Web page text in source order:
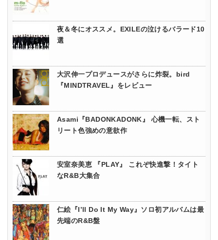
夜＆冬にオススメ。EXILEの泣けるバラード10
選
大沢伸一プロデュースがさらに炸裂。bird
『MINDTRAVEL』をレビュー
Asami『BADONKADONK』 心機一転、スト
リート色強めの意欲作
安室奈美恵 『PLAY』 これぞ快進撃！タイト
なR&B大集合
仁絵『I’ll Do It My Way』ソロ初アルバムは最
先端のR&B盤